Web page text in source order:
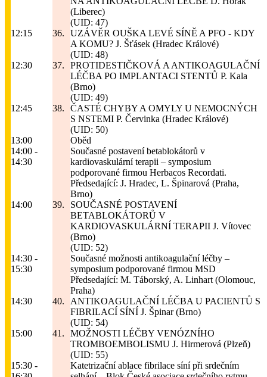
(Liberec)
(UID: 47)
12:15
36.
UZÁVĚR OUŠKA LEVÉ SÍNĚ A PFO - KDY
A KOMU? J. Šťásek (Hradec Králové)
(UID: 48)
12:30
37.
PROTIDESTIČKOVÁ A ANTIKOAGULAČNÍ
LÉČBA PO IMPLANTACI STENTŮ P. Kala
(Brno)
(UID: 49)
12:45
38.
ČASTÉ CHYBY A OMYLY U NEMOCNÝCH
S NSTEMI P. Červinka (Hradec Králové)
(UID: 50)
13:00
Oběd
14:00 -
14:30
Současné postavení betablokátorů v
kardiovaskulární terapii – symposium
podporované firmou Herbacos Recordati.
Předsedající: J. Hradec, L. Špinarová (Praha,
Brno)
14:00
39.
SOUČASNÉ POSTAVENÍ
BETABLOKÁTORŮ V
KARDIOVASKULÁRNÍ TERAPII J. Vítovec
(Brno)
(UID: 52)
14:30 -
15:30
Současné možnosti antikoagulační léčby –
symposium podporované firmou MSD
Předsedající: M. Táborský, A. Linhart (Olomouc,
Praha)
14:30
40.
ANTIKOAGULAČNÍ LÉČBA U PACIENTŮ S
FIBRILACÍ SÍNÍ J. Špinar (Brno)
(UID: 54)
15:00
41.
MOŽNOSTI LÉČBY VENÓZNÍHO
TROMBOEMBOLISMU J. Hirmerová (Plzeň)
(UID: 55)
15:30 -
Katetrizační ablace fibrilace síní při srdečním